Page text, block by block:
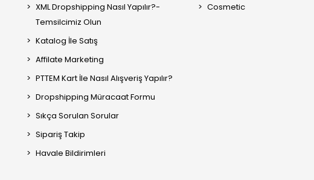
XML Dropshipping Nasıl Yapılır?-
Temsilcimiz Olun
Katalog İle Satış
Affilate Marketing
PTTEM Kart İle Nasıl Alışveriş Yapılır?
Dropshipping Müracaat Formu
Sıkça Sorulan Sorular
Sipariş Takip
Havale Bildirimleri
Cosmetic